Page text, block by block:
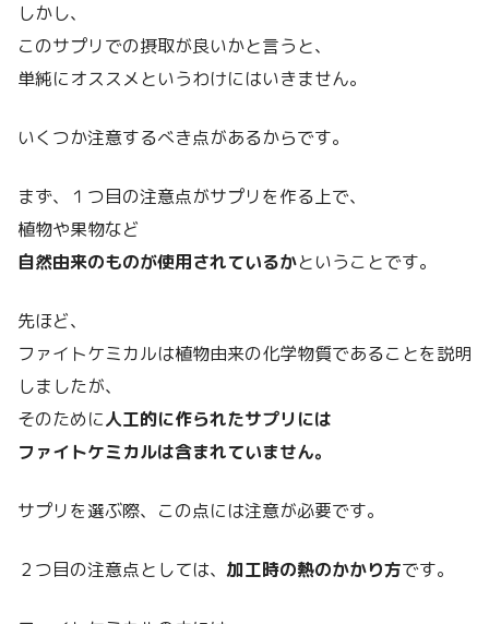
しかし、
このサプリでの摂取が良いかと言うと、
単純にオススメというわけにはいきません。
いくつか注意するべき点があるからです。
まず、１つ目の注意点がサプリを作る上で、
植物や果物など
自然由来のものが使用されているかということです。
先ほど、
ファイトケミカルは植物由来の化学物質であることを説明
しましたが、
そのために人工的に作られたサプリには
ファイトケミカルは含まれていません。
サプリを選ぶ際、この点には注意が必要です。
２つ目の注意点としては、加工時の熱のかかり方です。